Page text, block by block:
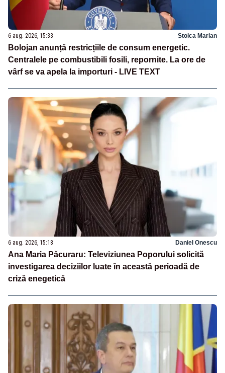
6 aug. 2026, 15:33 Stoica Marian
Bolojan anunță restricțiile de consum energetic.
Centralele pe combustibili fosili, repornite. La ore de
vârf se va apela la importuri - LIVE TEXT
6 aug. 2026, 15:18 Daniel Onescu
Ana Maria Păcuraru: Televiziunea Poporului solicită
investigarea deciziilor luate în această perioadă de
criză enegetică